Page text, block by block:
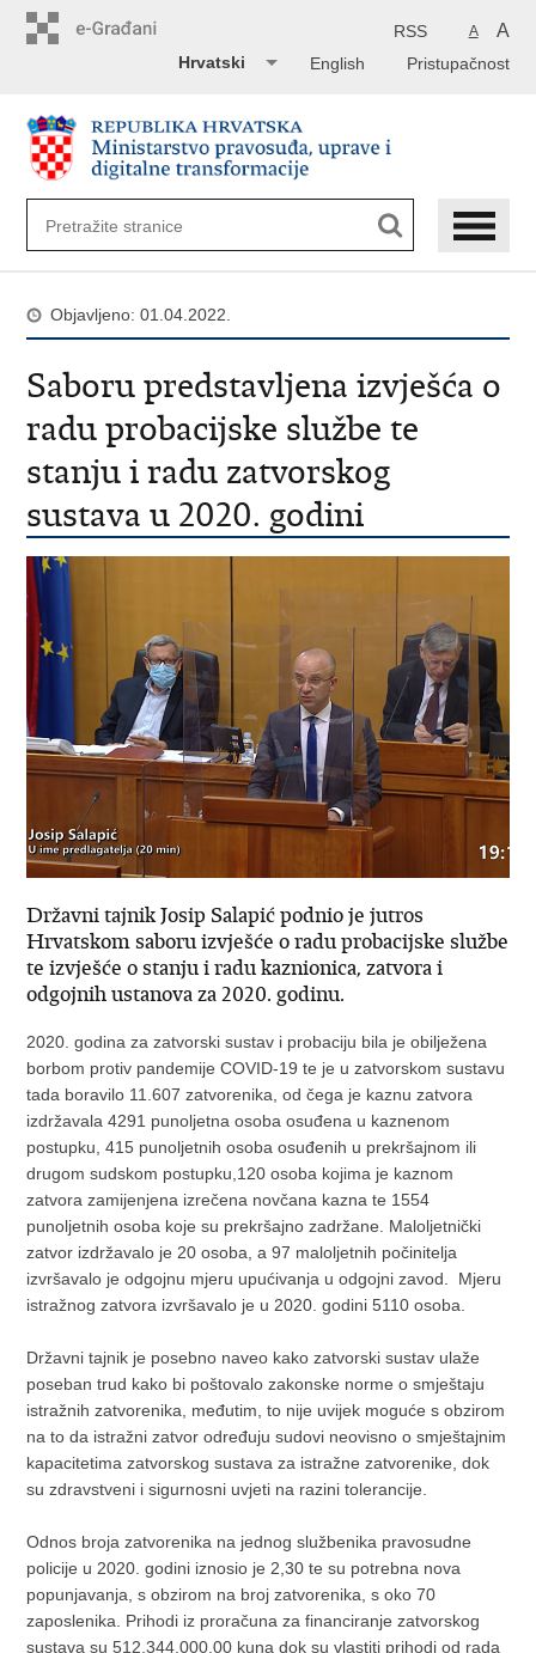
A A
RSS
Pristupačnost
English
Hrvatski
Objavljeno: 01.04.2022.
Saboru predstavljena izvješća o
radu probacijske službe te
stanju i radu zatvorskog
sustava u 2020. godini
Državni tajnik Josip Salapić podnio je jutros
Hrvatskom saboru izvješće o radu probacijske službe
te izvješće o stanju i radu kaznionica, zatvora i
odgojnih ustanova za 2020. godinu.
2020. godina za zatvorski sustav i probaciju bila je obilježena
borbom protiv pandemije COVID-19 te je u zatvorskom sustavu
tada boravilo 11.607 zatvorenika, od čega je kaznu zatvora
izdržavala 4291 punoljetna osoba osuđena u kaznenom
postupku, 415 punoljetnih osoba osuđenih u prekršajnom ili
drugom sudskom postupku,120 osoba kojima je kaznom
zatvora zamijenjena izrečena novčana kazna te 1554
punoljetnih osoba koje su prekršajno zadržane. Maloljetnički
zatvor izdržavalo je 20 osoba, a 97 maloljetnih počinitelja
izvršavalo je odgojnu mjeru upućivanja u odgojni zavod. Mjeru
istražnog zatvora izvršavalo je u 2020. godini 5110 osoba.
Državni tajnik je posebno naveo kako zatvorski sustav ulaže
poseban trud kako bi poštovalo zakonske norme o smještaju
istražnih zatvorenika, međutim, to nije uvijek moguće s obzirom
na to da istražni zatvor određuju sudovi neovisno o smještajnim
kapacitetima zatvorskog sustava za istražne zatvorenike, dok
su zdravstveni i sigurnosni uvjeti na razini tolerancije.
Odnos broja zatvorenika na jednog službenika pravosudne
policije u 2020. godini iznosio je 2,30 te su potrebna nova
popunjavanja, s obzirom na broj zatvorenika, s oko 70
zaposlenika. Prihodi iz proračuna za financiranje zatvorskog
sustava su 512,344.000,00 kuna dok su vlastiti prihodi od rada